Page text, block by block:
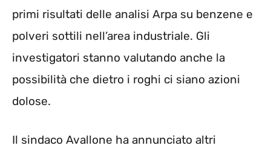
primi risultati delle analisi Arpa su benzene e
polveri sottili nell’area industriale. Gli
investigatori stanno valutando anche la
possibilità che dietro i roghi ci siano azioni
dolose.
Il sindaco Avallone ha annunciato altri